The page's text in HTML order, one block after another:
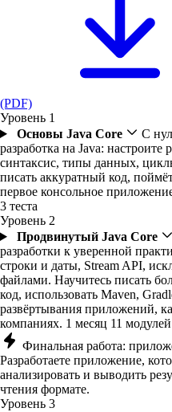
(PDF)
Уровень 1
Основы Java Core
С
разработка на Java: настроите
синтаксис, типы данных,
писать аккуратный код,
первое консольное
3 теста
Уровень 2
Продвинутый Java Core
разработки к уверенной
строки и даты, Stream API,
файлами. Научитесь писать
код, использовать Maven,
развёртывания приложений,
компаниях. 1 месяц 11 модулей
Финальная работа:
Разработаете приложение,
анализировать и выводить
чтения формате.
Уровень 3